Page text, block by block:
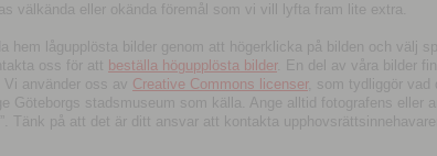
välkända eller okända föremål som vi vill lyfta fram lite extra.
hem lågupplösta bilder genom att högerklicka på bilden och välj
oss för att beställa högupplösta bilder. En del av våra bilder
. Vi använder oss av Creative Commons licenser, som tydliggör vad
Göteborgs stadsmuseum som källa. Ange alltid fotografens eller
Tänk på att det är ditt ansvar att kontakta